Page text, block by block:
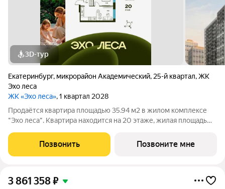
3D-тур
Екатеринбург, микрорайон Академический, 25-й квартал,ЖК
Эхо леса
ЖК «Эхо леса», 1 квартал 2028
Продаётся квартира площадью 35.94 м2 в жилом комплексе
"Эхо леса". Квартира находится на 20 этаже, жилая площадь
особенностей планировки изолированные комнаты с окнами
на одну сторону, 1
Позвонить Позвоните мне
3 861 358₽